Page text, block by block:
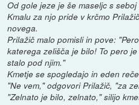
Od gole jeze je še maseljc s
Kmalu za njo pride v krčmo
novega.
Prilažič malo pomisli in pove:
katerega zelišča je bilo! To pero
stalo pod njim."
Kmetje se spogledajo in eden
"Ne vem," odgovori Prilažič, "za
"Zelnato je bilo, zelnato," silijo